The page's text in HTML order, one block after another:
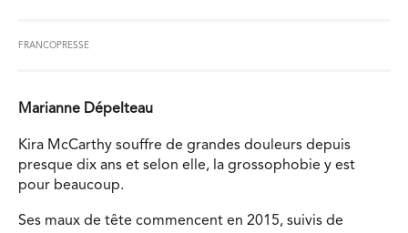
FRANCOPRESSE
Marianne Dépelteau
Kira McCarthy souffre de grandes douleurs depuis
presque dix ans et selon elle, la grossophobie y est
pour beaucoup.
Ses maux de tête commencent en 2015, suivis de